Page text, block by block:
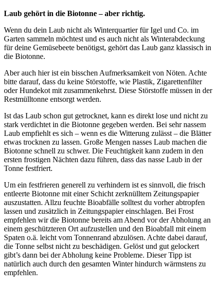
Laub gehört in die Biotonne – aber richtig.
Wenn du dein Laub nicht als Winterquartier für Igel und Co. im
Garten sammeln möchtest und es auch nicht als Winterabdeckung
für deine Gemüsebeete benötigst, gehört das Laub ganz klassisch in
die Biotonne.
Aber auch hier ist ein bisschen Aufmerksamkeit von Nöten. Achte
bitte darauf, dass du keine Störstoffe, wie Plastik, Zigarettenfilter
oder Hundekot mit zusammenkehrst. Diese Störstoffe müssen in der
Restmülltonne entsorgt werden.
Ist das Laub schon gut getrocknet, kann es direkt lose und nicht zu
stark verdichtet in die Biotonne gegeben werden. Bei sehr nassem
Laub empfiehlt es sich – wenn es die Witterung zulässt – die Blätter
etwas trocknen zu lassen. Große Mengen nasses Laub machen die
Biotonne schnell zu schwer. Die Feuchtigkeit kann zudem in den
ersten frostigen Nächten dazu führen, dass das nasse Laub in der
Tonne festfriert.
Um ein festfrieren generell zu verhindern ist es sinnvoll, die frisch
entleerte Biotonne mit einer Schicht zerknülltem Zeitungspapier
auszustatten. Allzu feuchte Bioabfälle solltest du vorher abtropfen
lassen und zusätzlich in Zeitungspapier einschlagen. Bei Frost
empfehlen wir die Biotonne bereits am Abend vor der Abholung an
einem geschützteren Ort aufzustellen und den Bioabfall mit einem
Spaten o.ä. leicht vom Tonnenrand abzulösen. Achte dabei darauf,
die Tonne selbst nicht zu beschädigen. Gelöst und gut gelockert
gibt’s dann bei der Abholung keine Probleme. Dieser Tipp ist
natürlich auch durch den gesamten Winter hindurch wärmstens zu
empfehlen.